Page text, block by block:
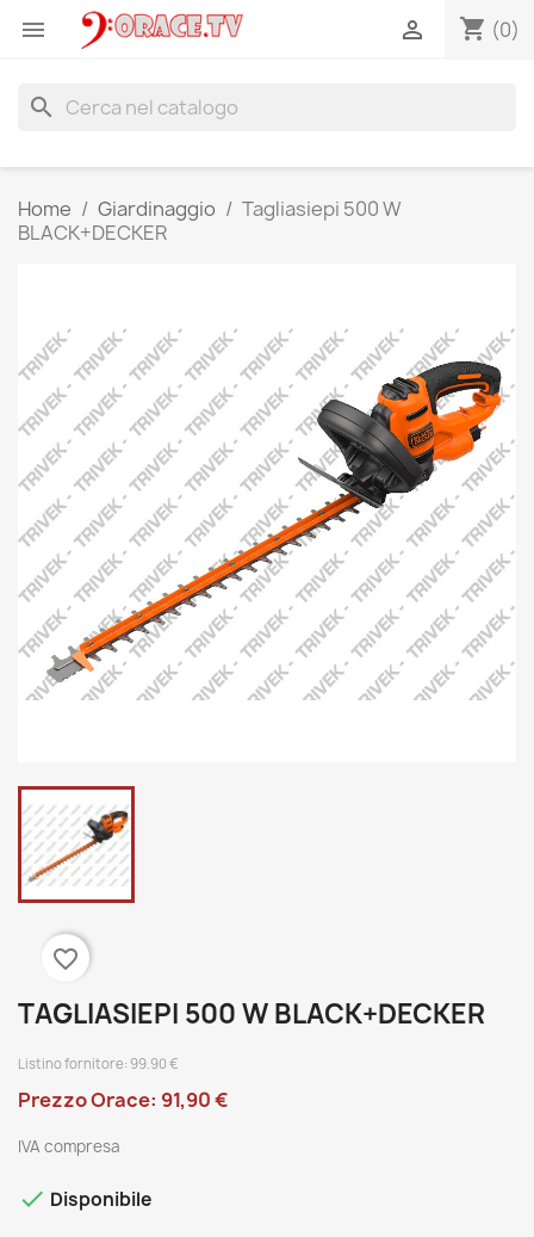
 shopping_cart (0)

search
Home Giardinaggio
Tagliasiepi 500 W
BLACK+DECKER
favorite_border
TAGLIASIEPI 500 W BLACK+DECKER
Listino fornitore: 99.90 €
Prezzo Orace: 91,90 €
IVA compresa
 Disponibile